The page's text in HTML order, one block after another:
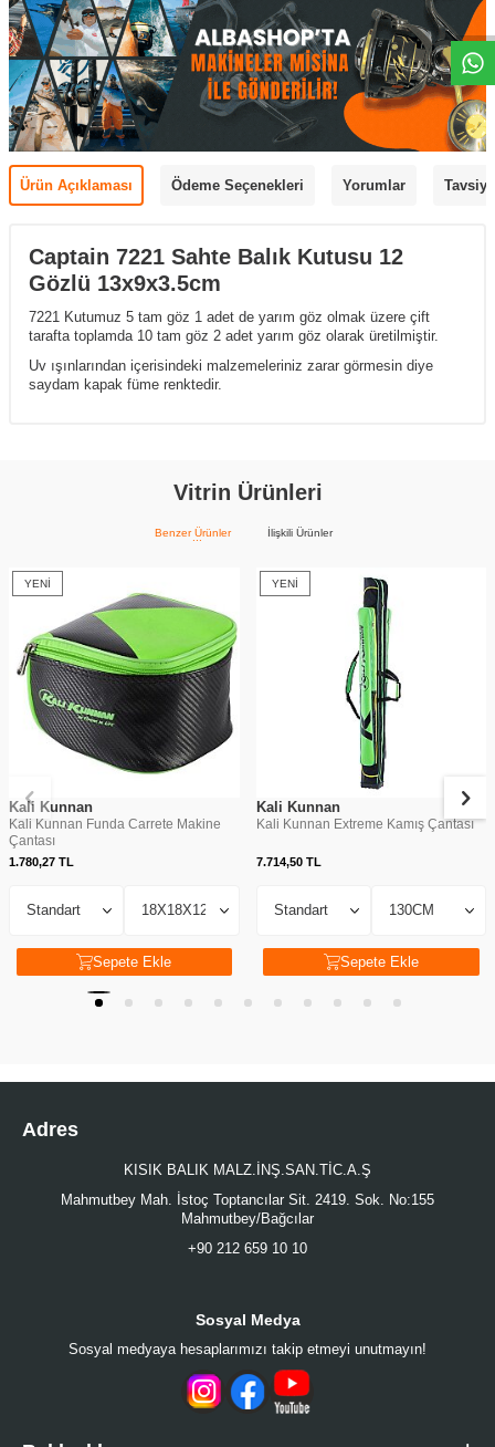
Ürün Açıklaması Ödeme Seçenekleri Yorumlar
Captain 7221 Sahte Balık Kutusu 12
Gözlü 13x9x3.5cm
7221 Kutumuz 5 tam göz 1 adet de yarım göz olmak üzere çift
tarafta toplamda 10 tam göz 2 adet yarım göz olarak üretilmiştir.
Uv ışınlarından içerisindeki malzemeleriniz zarar görmesin diye
saydam kapak füme renktedir.
Vitrin Ürünleri
Benzer Ürünler İlişkili Ürünler
YENI
Kali Kunnan
Kali Kunnan Funda Carrete Makine
Çantası
1.780,27 TL
Sepete Ekle
YENI
Kali Kunnan
Kali Kunnan Extreme Kamış Çantası
7.714,50TL
Sepete Ekle
Adres
KISIK BALIK MALZ.İNŞ.SAN.TİC.A.Ş
Mahmutbey Mah. İstoç Toptancılar Sit. 2419. Sok. No:155
Mahmutbey/Bağcılar
+90 212 659 10 10
Sosyal Medya
Sosyal medyaya hesaplarımızı takip etmeyi unutmayın!